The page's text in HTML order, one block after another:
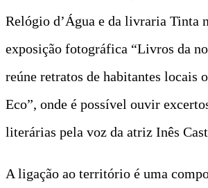
Relógio d’Água e da livraria Tinta
exposição fotográfica “Livros da
reúne retratos de habitantes locais
Eco”, onde é possível ouvir
literárias pela voz da atriz Inês
A ligação ao território é uma